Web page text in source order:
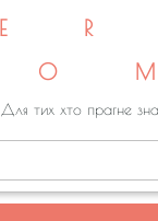
Для тих хто прагне